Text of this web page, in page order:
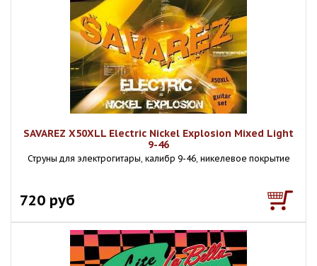
SAVAREZ X50XLL Electric Nickel Explosion Mixed Light
9-46
Струны для электрогитары, калибр 9-46, никелевое покрытие
720 руб